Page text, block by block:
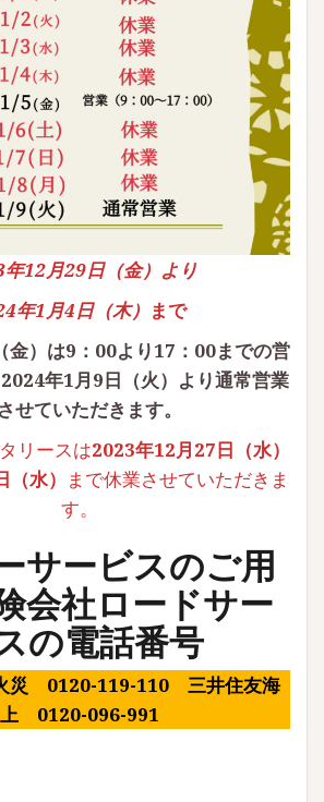
12月29日（金）より
年1月4日（木） まで
金）は9：00より17：00までの営
年1月9日（火）より通常営業
せていただきます。
リースは2023年12月27日（水）
水） まで休業させていただきま
す。
サービスのご用
会社ロードサー
の電話番号
災 0120-119-110 三井住友海
上 0120-096-991